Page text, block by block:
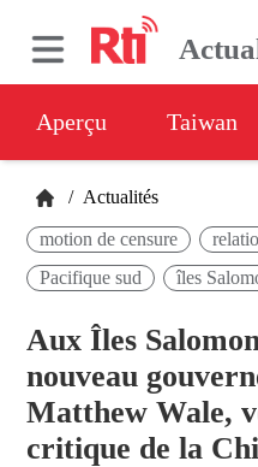
Aperçu Taiwan
/ Actualités
motion de censure
Pacifique sud
îles
Aux Îles
nouveau
Matthew Wale,
critique de la